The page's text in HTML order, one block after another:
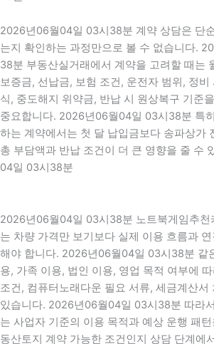
2026년06월04일 03시38분 계약 상담은 단
는지 확인하는 과정만으로 볼 수 없습니다.
38분 부동산실거래에서 계약을 고려할 때는
보증금, 선납금, 보험 조건, 운전자 범위, 정
식, 중도해지 위약금, 반납 시 원상복구 기준
중요합니다. 2026년06월04일 03시38분 특
하는 계약에서는 첫 달 납입금보다 송파상가
총 부담액과 반납 조건이 더 큰 영향을 줄 수
04일 03시38분
2026년06월04일 03시38분 노트북게임추천
는 차량 가격만 보기보다 실제 이용 흐름과
해야 합니다. 2026년06월04일 03시38분 같
용, 가족 이용, 법인 이용, 영업 목적 여부에
조건, 컴퓨터노래다운 필요 서류, 세금계산서
있습니다. 2026년06월04일 03시38분 따라
는 사업자 기준의 이용 목적과 예상 운행 패
동산토지 계약 가능한 조건인지 상담 단계에